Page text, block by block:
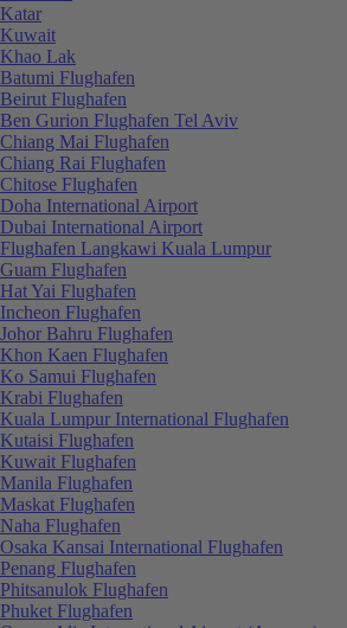
Katar
Kuwait
Khao Lak
Batumi Flughafen
Beirut Flughafen
Ben Gurion Flughafen Tel Aviv
Chiang Mai Flughafen
Chiang Rai Flughafen
Chitose Flughafen
Doha International Airport
Dubai International Airport
Flughafen Langkawi Kuala Lumpur
Guam Flughafen
Hat Yai Flughafen
Incheon Flughafen
Johor Bahru Flughafen
Khon Kaen Flughafen
Ko Samui Flughafen
Krabi Flughafen
Kuala Lumpur International Flughafen
Kutaisi Flughafen
Kuwait Flughafen
Manila Flughafen
Maskat Flughafen
Naha Flughafen
Osaka Kansai International Flughafen
Penang Flughafen
Phitsanulok Flughafen
Phuket Flughafen